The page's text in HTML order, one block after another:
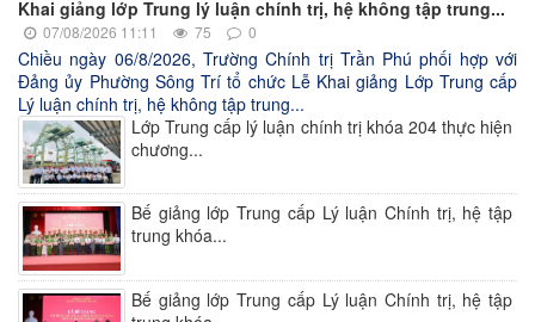
Khai giảng lớp Trung lý luận chính trị, hệ không tập trung...
07/08/2026 11:11 75 0
Chiều ngày 06/8/2026, Trường Chính trị Trần Phú phối hợp với
Đảng ủy Phường Sông Trí tổ chức Lễ Khai giảng Lớp Trung cấp
Lý luận chính trị, hệ không tập trung...
Lớp Trung cấp lý luận chính trị khóa 204 thực hiện
chương...
Bế giảng lớp Trung cấp Lý luận Chính trị, hệ tập
trung khóa...
Bế giảng lớp Trung cấp Lý luận Chính trị, hệ tập